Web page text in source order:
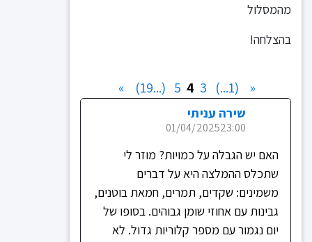
מהמסלול
בהצלחה!
«
(1...)
3
4
5
(...19)
»
שירה עניתי
23:00
01/04/2025
האם יש הגבלה על כמויות? מוזר לי
שתכלס ההמלצה היא על דברים
משמינים: שקדים, תמרים, חמאת בוטנים,
גבינות עם אחוזי שומן גבוהים. בסופו של
יום נגמור עם מספר קלוריות גדול. לא